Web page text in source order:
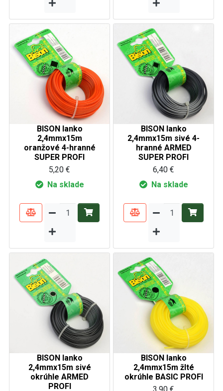
BISON lanko
2,4mmx15m
oranžové 4-hranné
SUPER PROFI
5,20 €
Na sklade
BISON lanko
2,4mmx15m sivé 4-
hranné ARMED
SUPER PROFI
6,40 €
Na sklade
BISON lanko
2,4mmx15m sivé
okrúhle ARMED
PROFI
BISON lanko
2,4mmx15m žlté
okrúhle BASIC PROFI